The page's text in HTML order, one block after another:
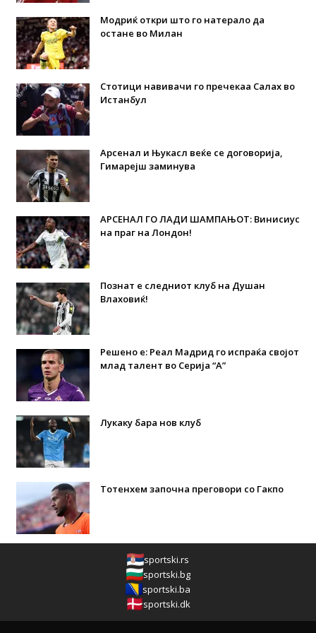
Модриќ откри што го натерало да
остане во Милан
Стотици навивачи го пречекаа Салах во
Истанбул
Арсенал и Њукасл веќе се договорија,
Гимарејш заминува
АРСЕНАЛ ГО ЛАДИ ШАМПАЊОТ: Винисиус
на праг на Лондон!
Познат е следниот клуб на Душан
Влаховиќ!
Решено е: Реал Мадрид го испраќа својот
млад талент во Серија “А”
Лукаку бара нов клуб
Тотенхем започна преговори со Гакпо
sportski.rs
sportski.bg
sportski.ba
sportski.dk